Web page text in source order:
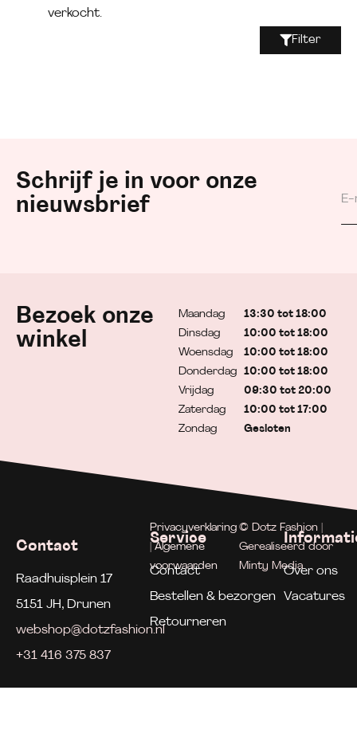
verkocht.
Filter
Schrijf je in voor onze
nieuwsbrief
Bezoek onze
winkel
Maandag
Dinsdag
Woensdag
Donderdag
Vrijdag
Zaterdag
Zondag
13:30 tot 18:00
10:00 tot 18:00
10:00 tot 18:00
10:00 tot 18:00
09:30 tot 20:00
10:00 tot 17:00
Gesloten
Contact
Raadhuisplein 17
5151 JH, Drunen
webshop@dotzfashion.nl
+31 416 375 837
Service
Contact
Bestellen & bezorgen
Retourneren
Over ons
Vacatures
Privacyverklaring
| Algemene
voorwaarden
© Dotz Fashion |
Gerealiseerd door
Minty Media